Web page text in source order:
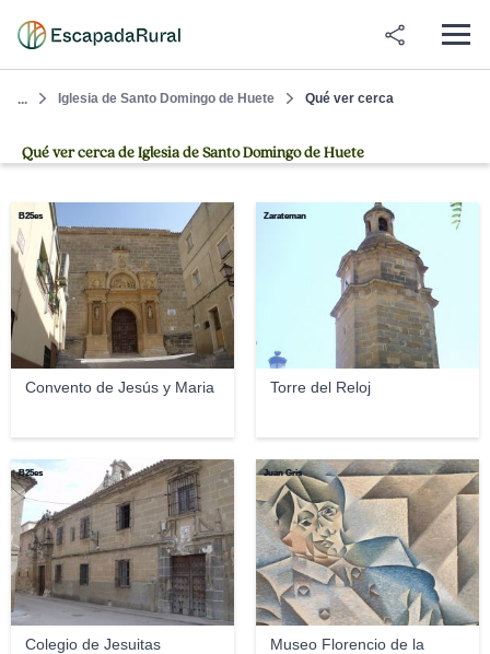
... Iglesia de Santo Domingo de Huete Qué ver cerca
Qué ver cerca de Iglesia de Santo Domingo de Huete
Convento de Jesús y Maria
B25es
Torre del Reloj
Zarateman
Colegio de Jesuitas
B25es
Museo Florencio de la
Juan Gris